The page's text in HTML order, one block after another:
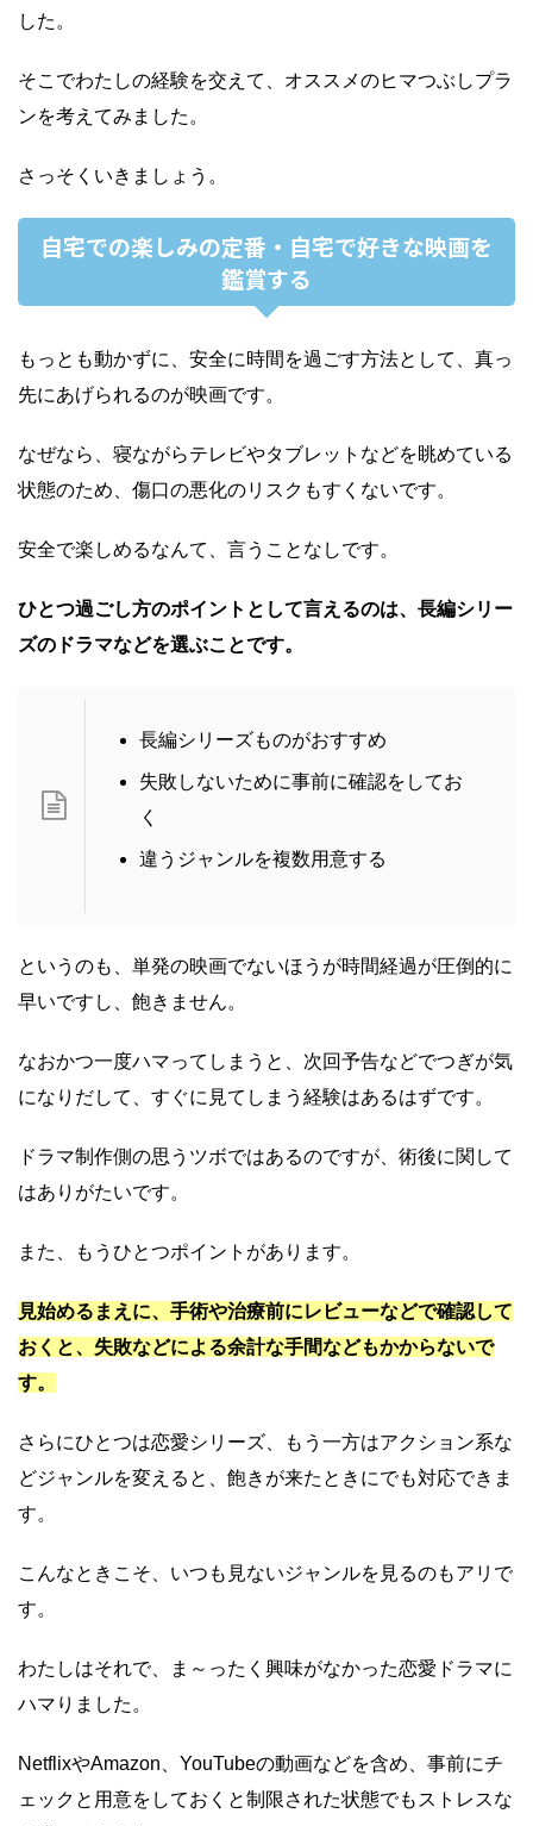
した。
そこでわたしの経験を交えて、オススメのヒマつぶしプラ
ンを考えてみました。
さっそくいきましょう。
自宅での楽しみの定番・自宅で好きな映画を
鑑賞する
もっとも動かずに、安全に時間を過ごす方法として、真っ
先にあげられるのが映画です。
なぜなら、寝ながらテレビやタブレットなどを眺めている
状態のため、傷口の悪化のリスクもすくないです。
安全で楽しめるなんて、言うことなしです。
ひとつ過ごし方のポイントとして言えるのは、長編シリー
ズのドラマなどを選ぶことです。
長編シリーズものがおすすめ
失敗しないために事前に確認をしてお
く
違うジャンルを複数用意する
というのも、単発の映画でないほうが時間経過が圧倒的に
早いですし、飽きません。
なおかつ一度ハマってしまうと、次回予告などでつぎが気
になりだして、すぐに見てしまう経験はあるはずです。
ドラマ制作側の思うツボではあるのですが、術後に関して
はありがたいです。
また、もうひとつポイントがあります。
見始めるまえに、手術や治療前にレビューなどで確認して
おくと、失敗などによる余計な手間などもかからないで
す。
さらにひとつは恋愛シリーズ、もう一方はアクション系な
どジャンルを変えると、飽きが来たときにでも対応できま
す。
こんなときこそ、いつも見ないジャンルを見るのもアリで
す。
わたしはそれで、ま～ったく興味がなかった恋愛ドラマに
ハマりました。
NetflixやAmazon、YouTubeの動画などを含め、事前にチ
ェックと用意をしておくと制限された状態でもストレスな